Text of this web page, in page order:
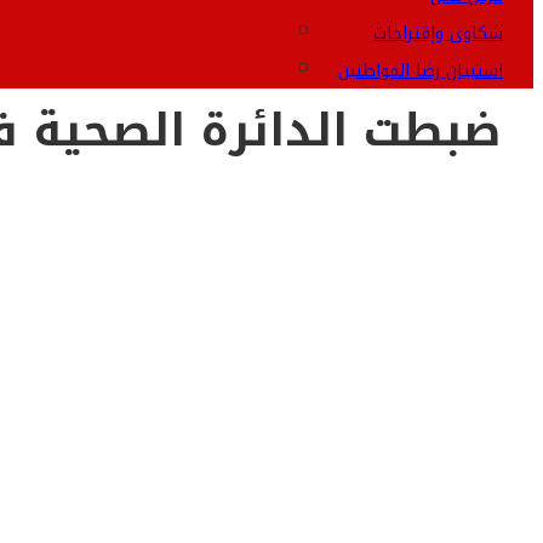
شكاوى وإقتراحات
استبيان رضا المواطنين